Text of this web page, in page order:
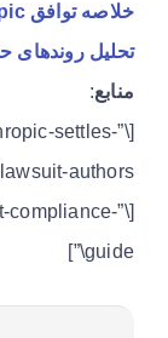
خلاصه توافق Anthropic
تحلیل
منابع:
settles-
authors/\”]
compliance-
guide\”]